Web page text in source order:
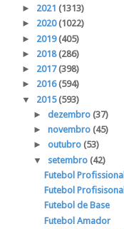
► 2021 (1313)
► 2020(1022)
► 2019(405)
► 2018(286)
► 2017(398)
► 2016(594)
▼ 2015(593)
► dezembro (37)
► novembro (45)
► outubro (53)
▼ setembro (42)
Futebol Profissional
Futebol Profisisonal
Futebol de Base
Futebol Amador